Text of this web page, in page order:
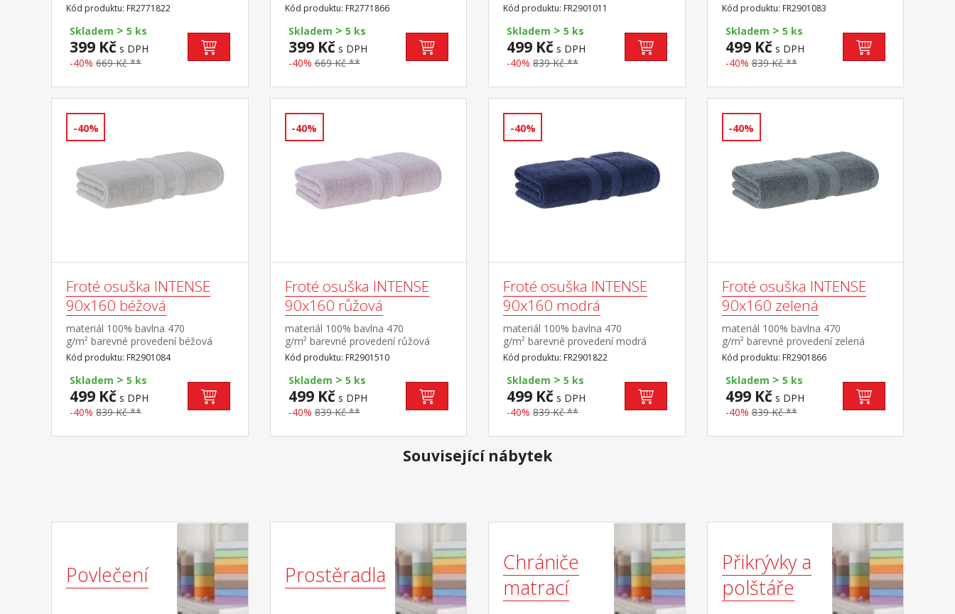
Kód produktu: FR2771822
Skladem > 5 ks
399 Kč s DPH
-40% 669 Kč **
Kód produktu: FR2771866
Skladem > 5 ks
399 Kč s DPH
-40% 669 Kč **
Kód produktu: FR2901011
Skladem > 5 ks
499 Kč s DPH
-40% 839 Kč **
Kód produktu: FR2901083
Skladem > 5 ks
499 Kč s DPH
-40% 839 Kč **
-40%
Froté osuška INTENSE
90x160 béžová
materiál 100% bavlna 470
g/m² barevné provedení béžová
Kód produktu: FR2901084
Skladem > 5 ks
499 Kč s DPH
-40% 839 Kč **
-40%
Froté osuška INTENSE
90x160 růžová
materiál 100% bavlna 470
g/m² barevné provedení růžová
Kód produktu: FR2901510
Skladem > 5 ks
499 Kč s DPH
-40% 839 Kč **
-40%
Froté osuška INTENSE
90x160 modrá
materiál 100% bavlna 470
g/m² barevné provedení modrá
Kód produktu: FR2901822
Skladem > 5 ks
499 Kč s DPH
-40% 839 Kč **
-40%
Froté osuška INTENSE
90x160 zelená
materiál 100% bavlna 470
g/m² barevné provedení zelená
Kód produktu: FR2901866
Skladem > 5 ks
499 Kč s DPH
-40% 839 Kč **
Související nábytek
Povlečení Prostěradla
Chrániče
matrací
Přikrývky a
polštáře